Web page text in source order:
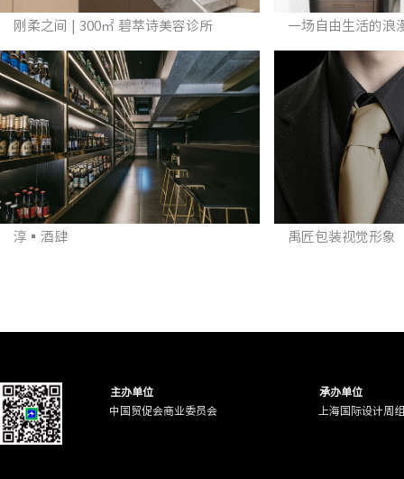
刚柔之间 | 300㎡ 碧萃诗美容诊所 一场自由生活的浪
淳▪酒肆 禹匠包装视觉形象
主办单位
承办单位
中国贸促会商业委员会
上海国际设计周